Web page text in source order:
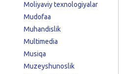
Moliyaviy texnologiyalar
Mudofaa
Muhandislik
Multimedia
Musiqa
Muzeyshunoslik